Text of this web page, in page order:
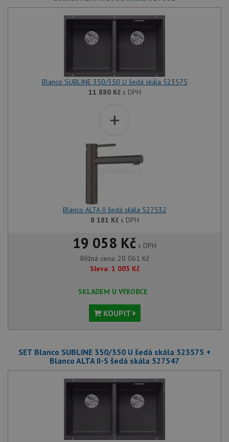
Blanco SUBLINE 350/350 U šedá skála 523575
11 880 Kčs DPH
+
Blanco ALTA II šedá skála 527532
8 181 Kčs DPH
19 058 Kč s DPH
Běžná cena: 20 061 Kč
Sleva: 1 003 Kč
SKLADEM U VÝROBCE
KOUPIT
SET Blanco SUBLINE 350/350 U šedá skála 523575 +
Blanco ALTA II-S šedá skála 527547